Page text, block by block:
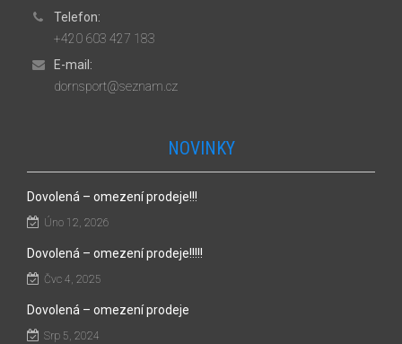
Telefon:
+420 603 427 183
E-mail:
dornsport@seznam.cz
NOVINKY
Dovolená – omezení prodeje!!!
Úno 12, 2026
Dovolená – omezení prodeje!!!!!
Čvc 4, 2025
Dovolená – omezení prodeje
Srp 5, 2024